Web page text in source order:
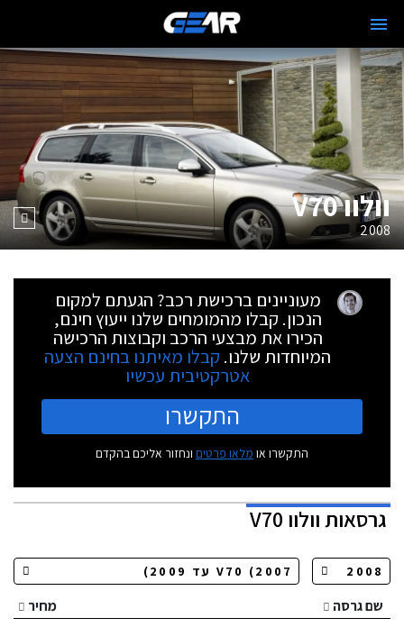
וולוו V70
2008
מעוניינים ברכישת רכב? הגעתם למקום
הנכון. קבלו מהמומחים שלנו ייעוץ חינם,
הכירו את מבצעי הרכב וקבוצות הרכישה
המיוחדות שלנו. קבלו מאיתנו בחינם הצעה
אטרקטיבית עכשיו
התקשרו
התקשרו או מלאו פרטים ונחזור אליכם בהקדם
גרסאותוולוו V70
שם גרסה
מחיר